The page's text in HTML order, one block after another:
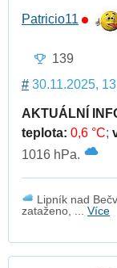
Patricio11
139
# 30.11.2025,
AKTUÁLNÍ
teplota: 0,6 °C;
1016 hPa.
Lipník nad
zataženo, ... Více